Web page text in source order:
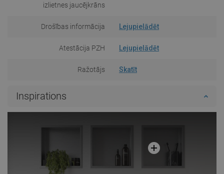
izlietnes jaucējkrāns
Drošības informācija Lejupielādēt
Atestācija PZH Lejupielādēt
Ražotājs Skatīt
Inspirations